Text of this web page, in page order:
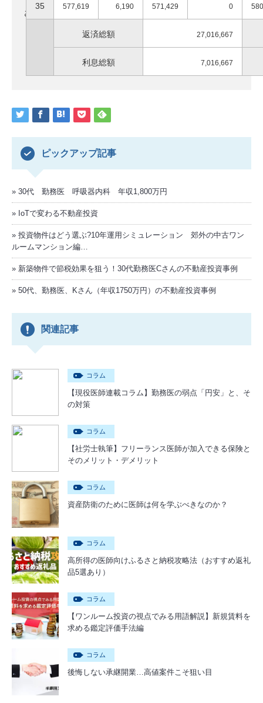
35 795,031 8,546 786,484 0
返済総額 27,826,073
利息総額 7,826,073
35 577,619 6,190 571,429 0
返済総額 27,016,667
利息総額 7,016,667
さい。
ピックアップ記事
30代 勤務医 呼吸器内科 年収1,800万円
IoTで変わる不動産投資
投資物件はどう選ぶ?10年運用シミュレーション 郊外の中古ワン
ルームマンション編…
新築物件で節税効果を狙う！30代勤務医Cさんの不動産投資事例
50代、勤務医、Kさん（年収1750万円）の不動産投資事例
関連記事
コラム
【現役医師連載コラム】勤務医の弱点「円安」と、そ
の対策
コラム
【社労士執筆】フリーランス医師が加入できる保険と
そのメリット・デメリット
コラム
資産防衛のために医師は何を学ぶべきなのか？
コラム
高所得の医師向けふるさと納税攻略法（おすすめ返礼
品5選あり）
コラム
【ワンルーム投資の視点でみる用語解説】新規賃料を
求める鑑定評価手法編
コラム
後悔しない承継開業…高値案件こそ狙い目